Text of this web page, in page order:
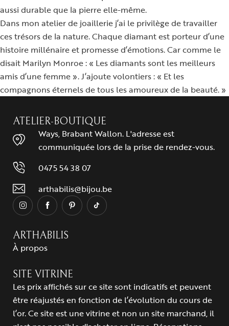
aussi durable que la pierre elle-même.
Dans mon atelier de joaillerie j’ai le privilège de travailler
ces trésors de la nature. Chaque diamant est porteur d’une
histoire millénaire et promesse d’émotions. Car comme le
disait Marilyn Monroe : « Les diamants sont les meilleurs
amis d’une femme ». J’ajoute volontiers : « Et les
compagnons éternels de tous les amoureux de la beauté. »​​​​​​​​​​​​​​​​
ATELIER-BOUTIQUE
Ways, Brabant Wallon. L'adresse est
communiquée lors de la prise de rendez-vous.
0475 54 38 07
arthabilis@bijou.be
ARTHABILIS
À propos
SITE VITRINE
Les prix affichés sur ce site sont indicatifs et peuvent
être réajustés en fonction de l’évolution du cours de
l’or. Ce site est une vitrine et non un site marchand, il